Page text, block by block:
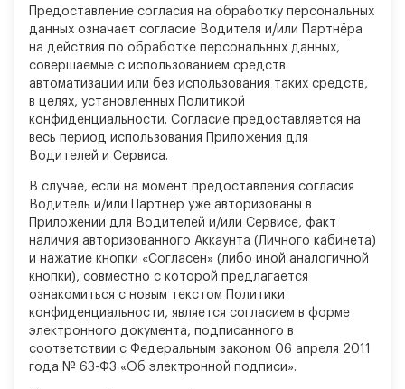
Предоставление согласия на обработку персональных
данных означает согласие Водителя и/или Партнёра
на действия по обработке персональных данных,
совершаемые с использованием средств
автоматизации или без использования таких средств,
в целях, установленных Политикой
конфиденциальности. Согласие предоставляется на
весь период использования Приложения для
Водителей и Сервиса.
В случае, если на момент предоставления согласия
Водитель и/или Партнёр уже авторизованы в
Приложении для Водителей и/или Сервисе, факт
наличия авторизованного Аккаунта (Личного кабинета)
и нажатие кнопки «Согласен» (либо иной аналогичной
кнопки), совместно с которой предлагается
ознакомиться с новым текстом Политики
конфиденциальности, является согласием в форме
электронного документа, подписанного в
соответствии с Федеральным законом 06 апреля 2011
года № 63-ФЗ «Об электронной подписи».